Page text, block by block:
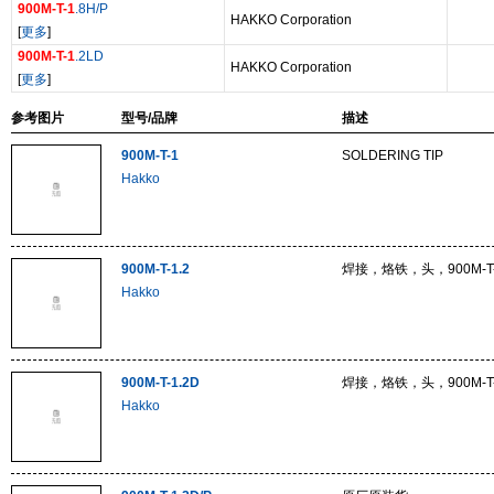
900M-T-1.8H/P
[更多]
HAKKO Corporation
900M-T-1.2LD
[更多]
HAKKO Corporation
参考图片 型号/品牌 描述
900M-T-1
Hakko
SOLDERING TIP
900M-T-1.2
Hakko
焊接，烙铁，头，900M-
900M-T-1.2D
Hakko
焊接，烙铁，头，900M-